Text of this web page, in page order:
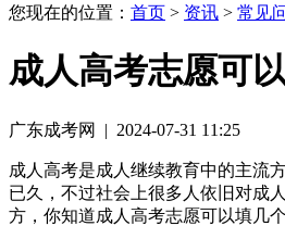
您现在的位置： 首页 > 资讯 > 常见
成人高考志愿可
广东成考网 | 2024-07-31 11:25
成人高考是成人继续教育中的主流
已久，不过社会上很多人依旧对成
方，你知道成人高考志愿可以填几